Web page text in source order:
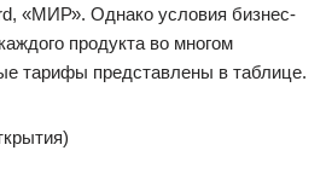
«МИР». Однако условия бизнес-
продукта во многом
тарифы представлены в таблице.